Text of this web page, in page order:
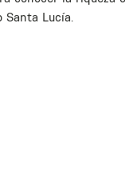
Santa Lucía.